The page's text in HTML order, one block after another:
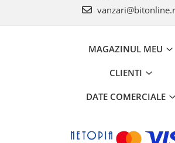
MAGAZINUL MEU
CLIENTI
DATE COMERCIALE